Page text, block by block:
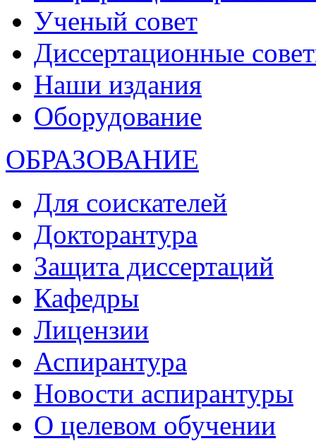
Ученый совет
Диссертационные
Наши издания
Оборудование
ОБРАЗОВАНИЕ
Для соискателей
Докторантура
Защита диссертаций
Кафедры
Лицензии
Аспирантура
Новости аспирантуры
О целевом обучении